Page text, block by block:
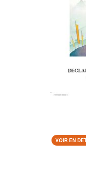
VOIR EN